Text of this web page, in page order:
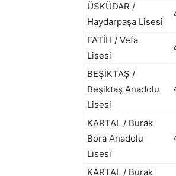
ÜSKÜDAR /
Haydarpaşa Lisesi
FATİH / Vefa
Lisesi
BEŞİKTAŞ /
Beşiktaş Anadolu
Lisesi
KARTAL / Burak
Bora Anadolu
Lisesi
KARTAL / Burak